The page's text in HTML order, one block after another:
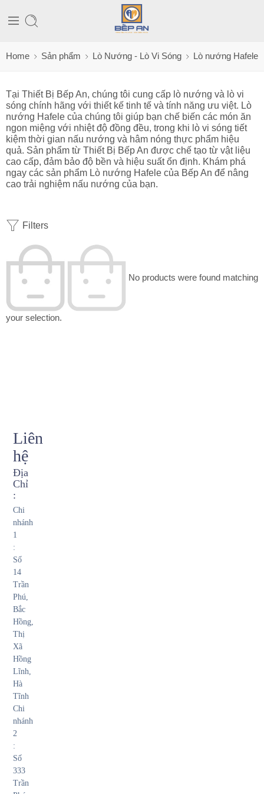
Home Sản phẩm Lò Nướng - Lò Vi Sóng Lò nướng Hafele
Tại Thiết Bị Bếp An, chúng tôi cung cấp lò nướng và lò vi
sóng chính hãng với thiết kế tinh tế và tính năng ưu việt. Lò
nướng Hafele của chúng tôi giúp bạn chế biến các món ăn
ngon miệng với nhiệt độ đồng đều, trong khi lò vi sóng tiết
kiệm thời gian nấu nướng và hâm nóng thực phẩm hiệu
quả. Sản phẩm từ Thiết Bị Bếp An được chế tạo từ vật liệu
cao cấp, đảm bảo độ bền và hiệu suất ổn định. Khám phá
ngay các sản phẩm Lò nướng Hafele của Bếp An để nâng
cao trải nghiệm nấu nướng của bạn.
Filters
No products were found matching
your selection.
Liên
hệ
Địa
Chỉ
:
Chi
nhánh
1
:
Số
14
Trần
Phú,
Bắc
Hồng,
Thị
Xã
Hồng
Lĩnh,
Hà
Tĩnh
Chi
nhánh
2
:
Số
333
Trần